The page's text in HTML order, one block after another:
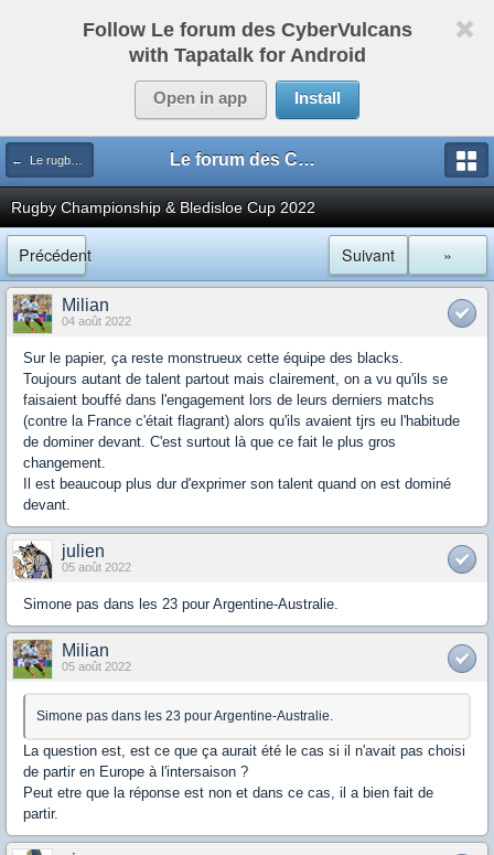
Follow Le forum des CyberVulcans
with Tapatalk for Android
Open in app Install
← Le rugby international Le forum des CyberVulcans
Rugby Championship & Bledisloe Cup 2022
Précédent »
Suivant
Milian
04 août 2022
Sur le papier, ça reste monstrueux cette équipe des blacks.
Toujours autant de talent partout mais clairement, on a vu qu'ils se
faisaient bouffé dans l'engagement lors de leurs derniers matchs
(contre la France c'était flagrant) alors qu'ils avaient tjrs eu l'habitude
de dominer devant. C'est surtout là que ce fait le plus gros
changement.
Il est beaucoup plus dur d'exprimer son talent quand on est dominé
devant.
julien
05 août 2022
Simone pas dans les 23 pour Argentine-Australie.
Milian
05 août 2022
Simone pas dans les 23 pour Argentine-Australie.
La question est, est ce que ça aurait été le cas si il n'avait pas choisi
de partir en Europe à l'intersaison ?
Peut etre que la réponse est non et dans ce cas, il a bien fait de
partir.